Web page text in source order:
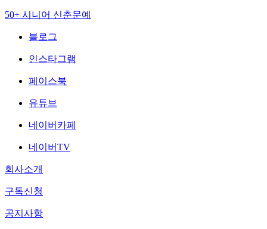
50+ 시니어 신춘문예
블로그
인스타그램
페이스북
유튜브
네이버카페
네이버TV
회사소개
구독신청
공지사항